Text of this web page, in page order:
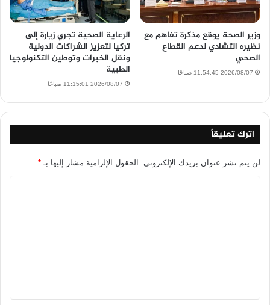
وزير الصحة يوقع مذكرة تفاهم مع
نظيره التشادي لدعم القطاع
الصحي
2026/08/07 11:54:45 صباحًا
الرعاية الصحية تجري زيارة إلى
تركيا لتعزيز الشراكات الدولية
ونقل الخبرات وتوطين التكنولوجيا
الطبية
2026/08/07 11:15:01 صباحًا
اترك تعليقاً
لن يتم نشر عنوان بريدك الإلكتروني. الحقول الإلزامية مشار إليها بـ *